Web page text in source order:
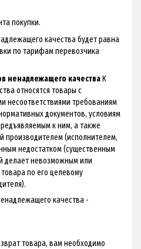
покупки.
качества будет равна
по тарифам перевозчика
ненадлежащего качестваК
относятся товары с
несоответствиями требованиям
документов, условиям
к ним, а также
производителем (исполнителем,
недостатком (существенным
делает невозможным или
по его целевому
качества -
товара, вам необходимо